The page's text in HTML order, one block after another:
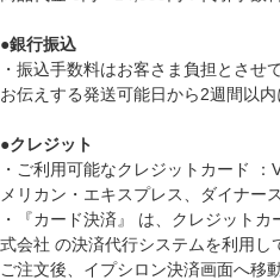
●銀行振込
・振込手数料はお客さま負担とさせ
お伝えする発送可能日から2週間以内
●クレジット
・ご利用可能なクレジットカード
メリカン・エキスプレス、ダイナース
・『カード決済』 は、クレジット
式会社 の決済代行システムを利用し
ご注文後、イプシロン決済画面へ移